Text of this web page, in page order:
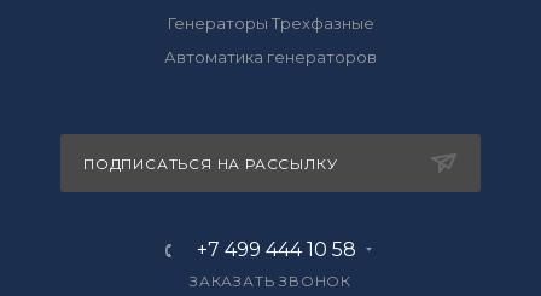
Генераторы Трехфазные
Автоматика генераторов
ПОДПИСАТЬСЯ НА РАССЫЛКУ
+7 499 444 10 58
ЗАКАЗАТЬ ЗВОНОК